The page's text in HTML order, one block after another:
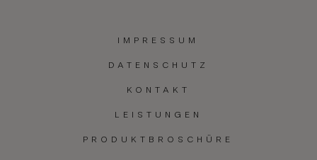
IMPRESSUM
DATENSCHUTZ
KONTAKT
LEISTUNGEN
PRODUKTBROSCHÜRE